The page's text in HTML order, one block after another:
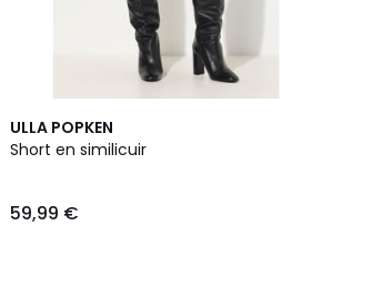
ULLA POPKEN
Short en similicuir
59,99 €
2
Couleurs